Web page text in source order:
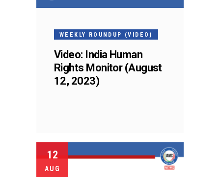
WEEKLY ROUNDUP (VIDEO)
Video: India Human
Rights Monitor (August
12, 2023)
12
AUG